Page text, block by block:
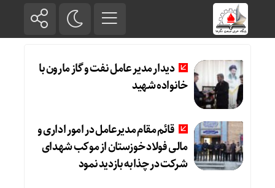
دیدار مدیر عامل نفت و گاز مارون با
خانواده شهید
قائم مقام مدیرعامل در امور اداری و
مالی فولاد خوزستان از موکب شهدای
شرکت در چذابه بازدید نمود